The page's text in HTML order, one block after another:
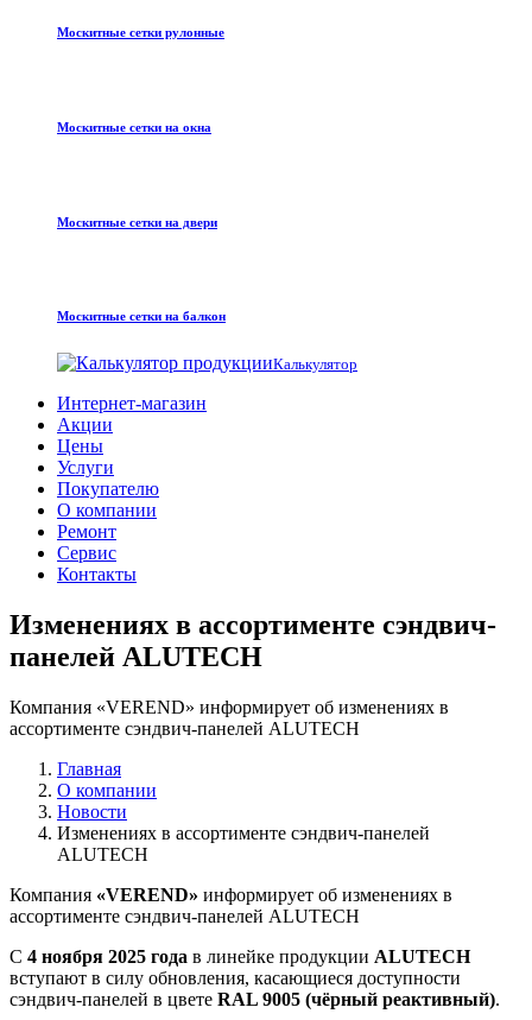
Москитные сетки рулонные
Москитные сетки на окна
Москитные сетки на двери
Москитные сетки на балкон
Калькулятор
Интернет-магазин
Акции
Цены
Услуги
Покупателю
О компании
Ремонт
Сервис
Контакты
Изменениях в ассортименте сэндвич-
панелей ALUTECH
Компания «VEREND» информирует об изменениях в
ассортименте сэндвич-панелей ALUTECH
Главная
О компании
Новости
Изменениях в ассортименте сэндвич-панелей
ALUTECH
Компания «VEREND» информирует об изменениях в
ассортименте сэндвич-панелей ALUTECH
С 4 ноября 2025 года в линейке продукции ALUTECH
вступают в силу обновления, касающиеся доступности
сэндвич-панелей в цвете RAL 9005 (чёрный реактивный).